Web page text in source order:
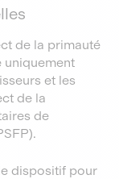
de la primauté
uniquement
et les
de la
de
dispositif pour